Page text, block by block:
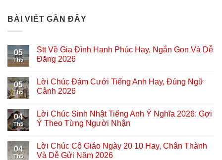
BÀI VIẾT GẦN ĐÂY
05
Th5
Stt Về Gia Đình Hạnh Phúc Hay, Ngắn Gọn Và Dễ
Đăng 2026
05
Th5
Lời Chúc Đám Cưới Tiếng Anh Hay, Đúng Ngữ
Cảnh 2026
04
Th5
Lời Chúc Sinh Nhật Tiếng Anh Ý Nghĩa 2026: Gợi
Ý Theo Từng Người Nhận
04
Th5
Lời Chúc Cô Giáo Ngày 20 10 Hay, Chân Thành
Và Dễ Gửi Năm 2026